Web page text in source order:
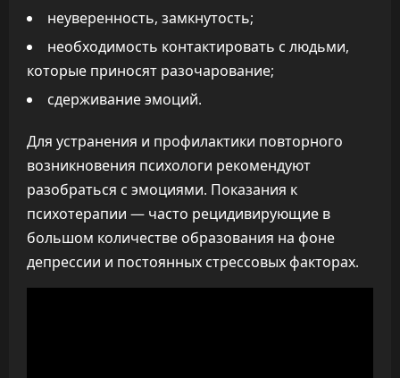
неуверенность, замкнутость;
необходимость контактировать с людьми,
которые приносят разочарование;
сдерживание эмоций.
Для устранения и профилактики повторного
возникновения психологи рекомендуют
разобраться с эмоциями. Показания к
психотерапии — часто рецидивирующие в
большом количестве образования на фоне
депрессии и постоянных стрессовых факторах.